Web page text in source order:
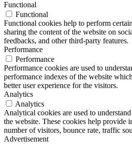
Functional
Functional
Functional cookies help to perform
sharing the content of the website on
feedbacks, and other third-party features.
Performance
Performance
Performance cookies are used to
performance indexes of the website
better user experience for the visitors.
Analytics
Analytics
Analytical cookies are used to
the website. These cookies help provide
number of visitors, bounce rate, traffic
Advertisement